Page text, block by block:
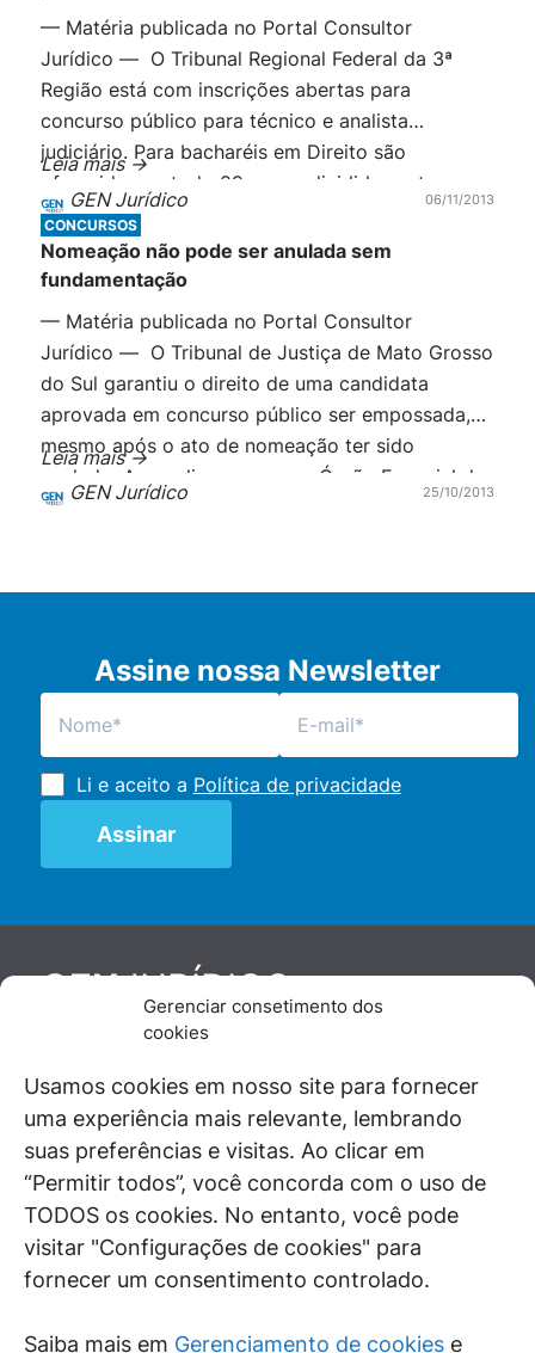
Gerenciar consetimento dos
cookies
Usamos cookies em nosso site para fornecer
uma experiência mais relevante, lembrando
suas preferências e visitas. Ao clicar em
“Permitir todos”, você concorda com o uso de
TODOS os cookies. No entanto, você pode
visitar "Configurações de cookies" para
fornecer um consentimento controlado.
Saiba mais em Gerenciamento de cookies e
— Matéria publicada no Portal Consultor
Jurídico — O Tribunal Regional Federal da 3ª
Região está com inscrições abertas para
concurso público para técnico e analista
judiciário. Para bacharéis em Direito são
oferecidas ao todo 89 vagas divididas entre
Analista Judiciário — Área Judiciária e Oficial de
Justiça Avaliador Federal. As vagas são
distribuídas em São Paulo e […]
Leia mais ->
GEN Jurídico
06/11/2013
CONCURSOS
Nomeação não pode ser anulada sem
fundamentação
— Matéria publicada no Portal Consultor
Jurídico — O Tribunal de Justiça de Mato Grosso
do Sul garantiu o direito de uma candidata
aprovada em concurso público ser empossada,
mesmo após o ato de nomeação ter sido
anulado. Ao analisar o caso, o Órgão Especial do
TJ-MS entendeu, por unanimidade, que não
Leia mais ->
GEN Jurídico
25/10/2013
Assine nossa Newsletter
Li e aceito a Política de privacidade
GENJURÍDICO
De maneira independente, os autores e
juristas e doutrinadores nacionais, se posicionam
diante de questões relevantes do cotidiano e
universo jurídico.